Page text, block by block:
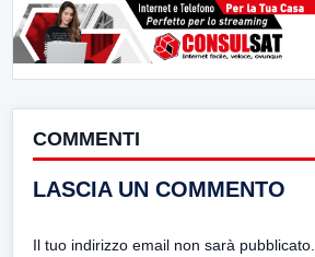
COMMENTI
LASCIA UN COMMENTO
Il tuo indirizzo email non sarà pubblicato.